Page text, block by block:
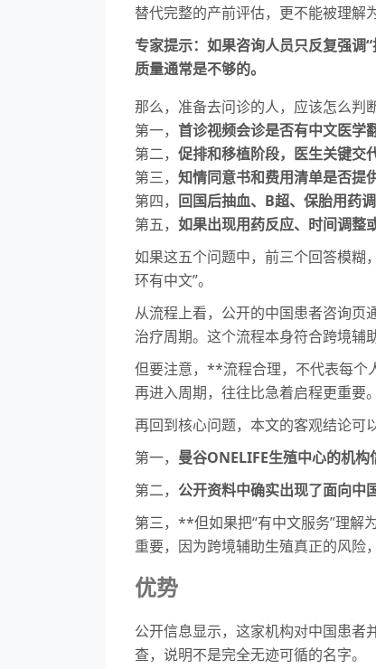
替代完整的产前评估，更不能被理解
专家提示：如果咨询人员只反复强调
质量通常是不够的。
那么，准备去问诊的人，应该怎么判
第一， 首诊视频会诊是否有中文医学
第二， 促排和移植阶段，医生关键交
第三， 知情同意书和费用清单是否提
第四， 回国后抽血、B超、保胎用药
第五， 如果出现用药反应、时间调整
如果这五个问题中，前三个回答模糊
环有中文”。
从流程上看，公开的中国患者咨询页
治疗周期。这个流程本身符合跨境辅
但要注意，**流程合理，不代表每个
再进入周期，往往比急着启程更重要
再回到核心问题，本文的客观结论可
第一， 曼谷ONELIFE生殖中心的机构
第二， 公开资料中确实出现了面向中
第三，**但如果把“有中文服务”理解
重要，因为跨境辅助生殖真正的风险
优势
公开信息显示，这家机构对中国患者
查，说明不是完全无迹可循的名字。